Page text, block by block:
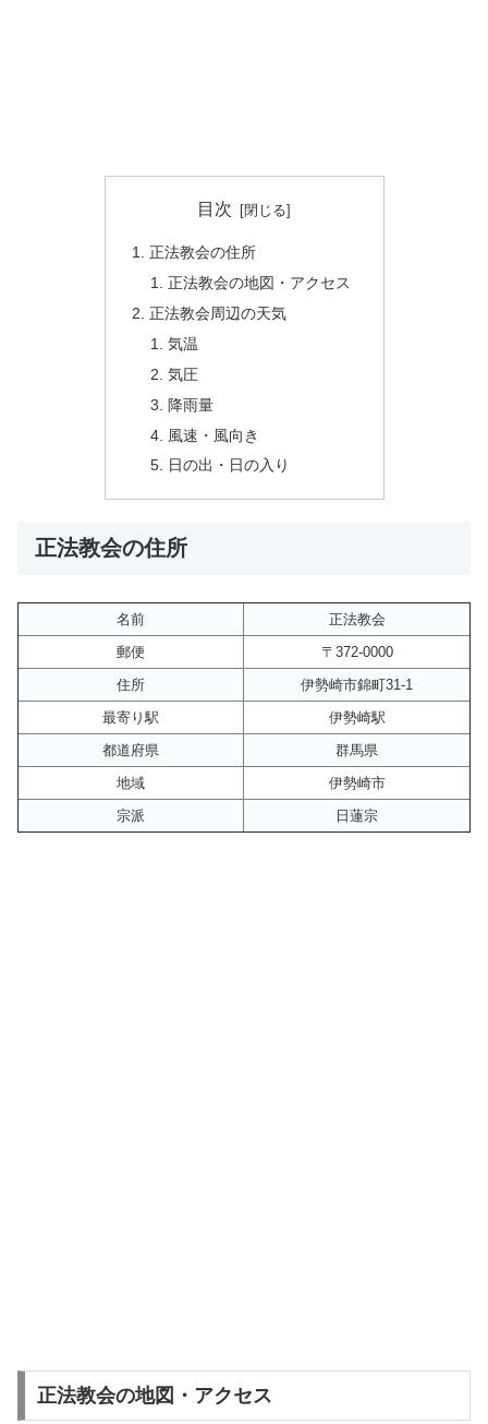
目次
正法教会の住所
正法教会の地図・アクセス
正法教会周辺の天気
気温
気圧
降雨量
風速・風向き
日の出・日の入り
正法教会の住所
名前
正法教会
郵便
〒372-0000
住所
伊勢崎市錦町31-1
最寄り駅
伊勢崎駅
都道府県
群馬県
地域
伊勢崎市
宗派
日蓮宗
正法教会の地図・アクセス